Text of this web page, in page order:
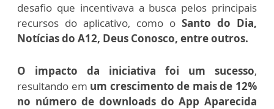
desafio que incentivava a busca pelos principais
recursos do aplicativo, como o Santo do Dia,
Notícias do A12, Deus Conosco, entre outros.
O impacto da iniciativa foi um sucesso,
resultando em um crescimento de mais de 12%
no número de downloads do App Aparecida